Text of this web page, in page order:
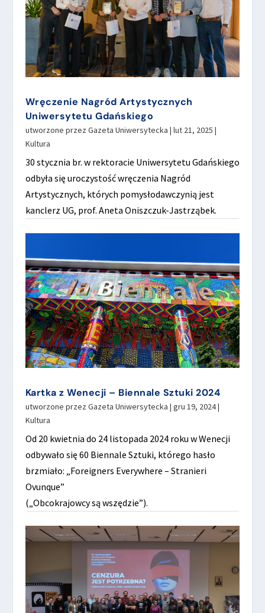
Wręczenie Nagród Artystycznych
Uniwersytetu Gdańskiego
utworzone przez Gazeta Uniwersytecka | lut 21, 2025 |
Kultura
30 stycznia br. w rektoracie Uniwersytetu Gdańskiego
odbyła się uroczystość wręczenia Nagród
Artystycznych, których pomysłodawczynią jest
kanclerz UG, prof. Aneta Oniszczuk-Jastrząbek.
Kartka z Wenecji – Biennale Sztuki 2024
utworzone przez Gazeta Uniwersytecka | gru 19, 2024|
Kultura
Od 20 kwietnia do 24 listopada 2024 roku w Wenecji
odbywało się 60 Biennale Sztuki, którego hasło
brzmiało: „Foreigners Everywhere – Stranieri
Ovunque”
(„Obcokrajowcy są wszędzie”).